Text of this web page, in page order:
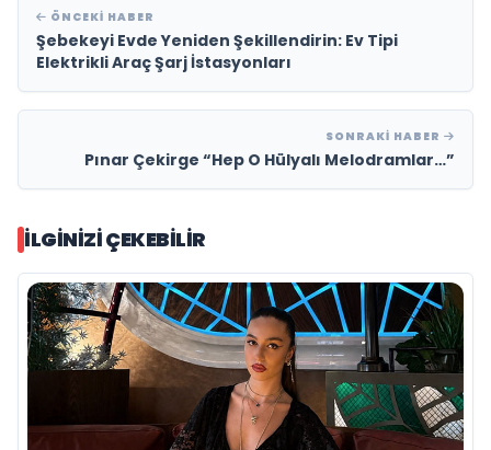
ÖNCEKI HABER
Şebekeyi Evde Yeniden Şekillendirin: Ev Tipi
Elektrikli Araç Şarj İstasyonları
SONRAKI HABER
Pınar Çekirge “Hep O Hülyalı Melodramlar…”
İLGINIZI ÇEKEBILIR